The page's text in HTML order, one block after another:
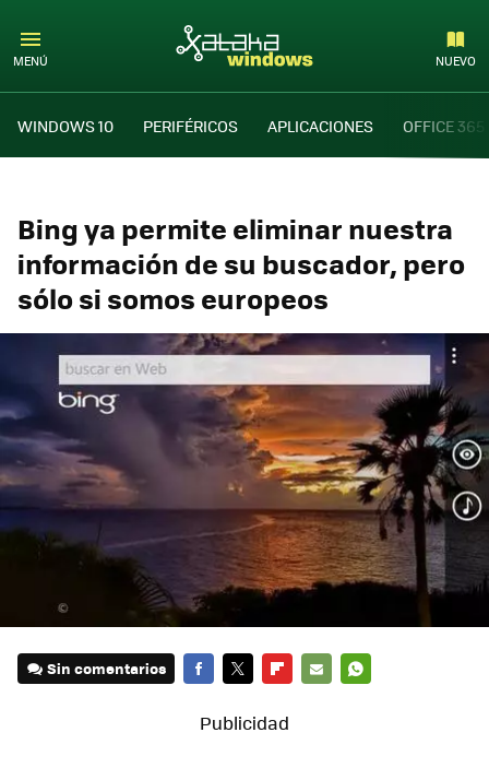
MENÚ NUEVO
WINDOWS 10 PERIFÉRICOS APLICACIONES OFFICE 365
Bing ya permite eliminar nuestra
información de su buscador, pero
sólo si somos europeos
Sin comentarios